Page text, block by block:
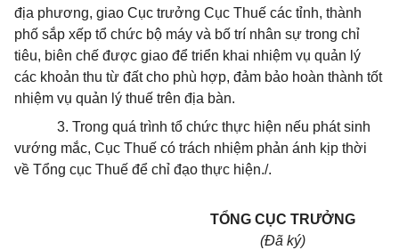
địa phương, giao Cục trưởng Cục Thuế các tỉnh, thành
phố sắp xếp tổ chức bộ máy và bố trí nhân sự trong chỉ
tiêu, biên chế được giao để triển khai nhiệm vụ quản lý
các khoản thu từ đất cho phù hợp, đảm bảo hoàn thành tốt
nhiệm vụ quản lý thuế trên địa bàn.
3. Trong quá trình tổ chức thực hiện nếu phát sinh
vướng mắc, Cục Thuế có trách nhiệm phản ánh kịp thời
về Tổng cục Thuế để chỉ đạo thực hiện./.
TỔNG CỤC TRƯỞNG
(Đã ký)